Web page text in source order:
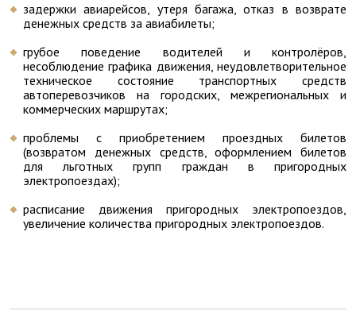
задержки авиарейсов, утеря багажа, отказ в возврате
денежных средств за авиабилеты;
грубое поведение водителей и контролёров,
несоблюдение графика движения, неудовлетворительное
техническое состояние транспортных средств
автоперевозчиков на городских, межрегиональных и
коммерческих маршрутах;
проблемы с приобретением проездных билетов
(возвратом денежных средств, оформлением билетов
для льготных групп граждан в пригородных
электропоездах);
расписание движения пригородных электропоездов,
увеличение количества пригородных электропоездов.